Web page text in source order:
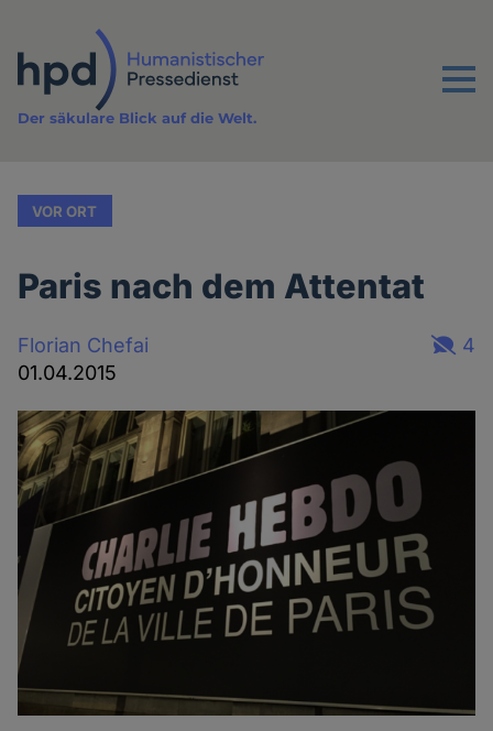
Inhalt
Menu
Der säkulare Blick auf die Welt.
VOR ORT
Paris nach dem Attentat
Florian Chefai
01.04.2015
4